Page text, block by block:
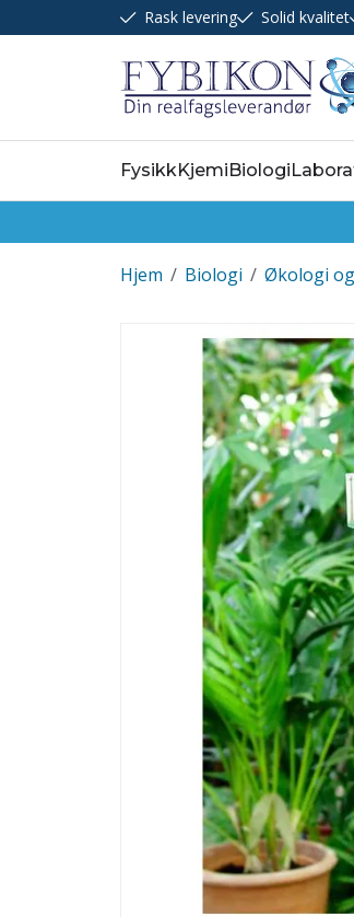
Rask levering Solid kvalitet
FysikkKjemiBiologi
/
Hjem /
Biologi Økologi